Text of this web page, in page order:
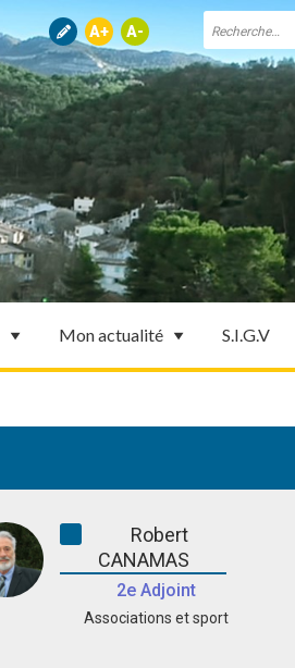
Mon actualité S.I.G.V
Robert
CANAMAS
2e Adjoint
Associations et sport